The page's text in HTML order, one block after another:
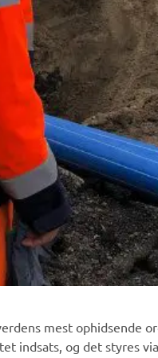
mest
og det styres